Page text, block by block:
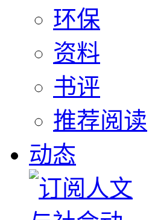
环保
资料
书评
推荐阅读
动态